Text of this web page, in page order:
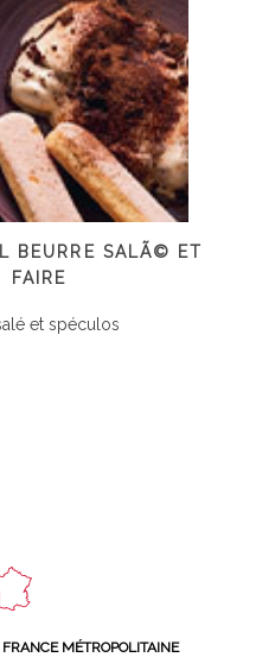
BEURRE SALÃ© ET
et spéculos
MÉTROPOLITAINE